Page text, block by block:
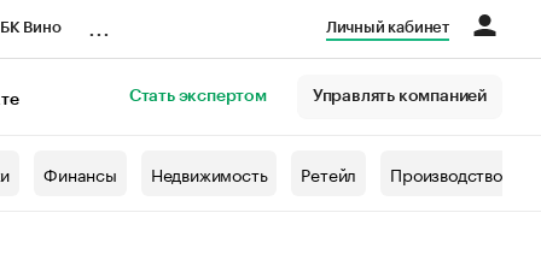
Вино Личный кабинет
Стать экспертом Управлять компанией
Финансы Недвижимость Ретейл Производство